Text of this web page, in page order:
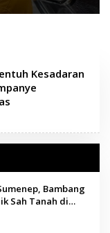
Kesadaran
Bambang
Sah Tanah di